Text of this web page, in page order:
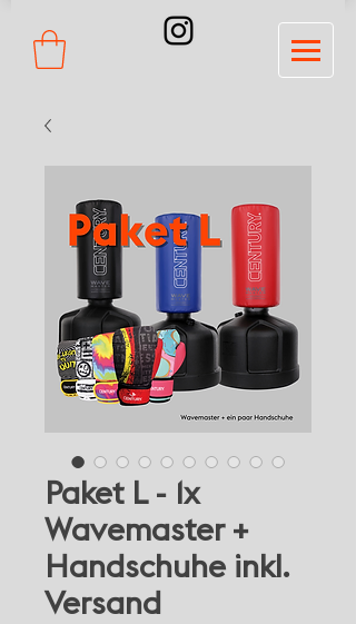
Paket L - 1x
Wavemaster +
Handschuhe inkl.
Versand